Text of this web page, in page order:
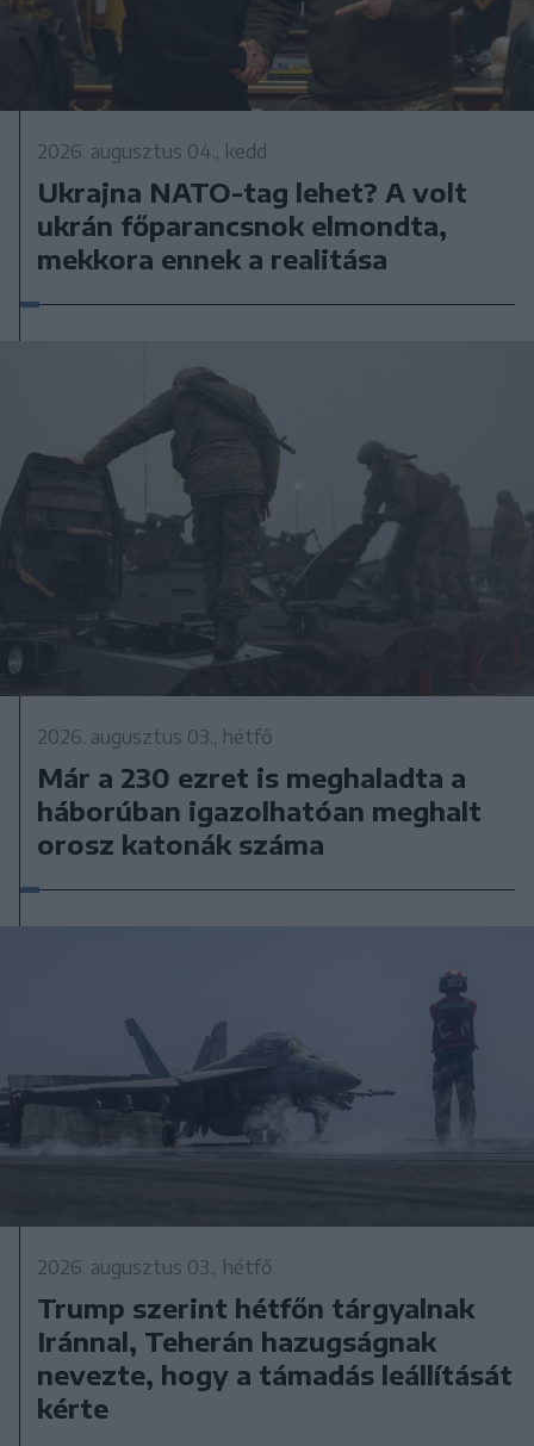
2026. augusztus 04., kedd
Ukrajna NATO-tag lehet? A volt
ukrán főparancsnok elmondta,
mekkora ennek a realitása
2026. augusztus 03., hétfő
Már a 230 ezret is meghaladta a
háborúban igazolhatóan meghalt
orosz katonák száma
2026. augusztus 03., hétfő
Trump szerint hétfőn tárgyalnak
Iránnal, Teherán hazugságnak
nevezte, hogy a támadás leállítását
kérte